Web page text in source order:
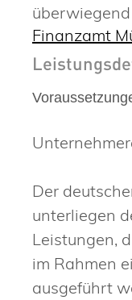
Finanzamt
Der
unterliegen
Leistungen,
im Rahmen
ausgeführt